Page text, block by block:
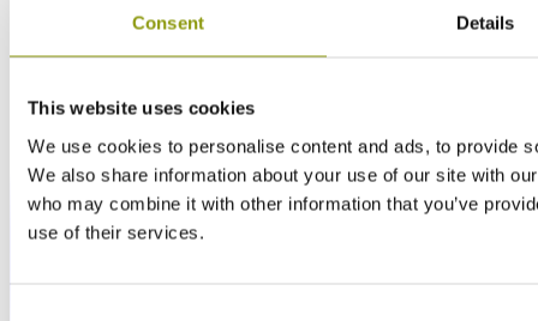
Consent Details
This website uses cookies
We use cookies to personalise content and ads, to provide
We also share information about your use of our site with
who may combine it with other information that you’ve
use of their services.